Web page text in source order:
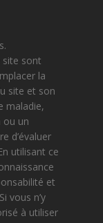
site sont
la
site et son
maladie,
ou un
d’évaluer
utilisant ce
et
vous n’y
à utiliser